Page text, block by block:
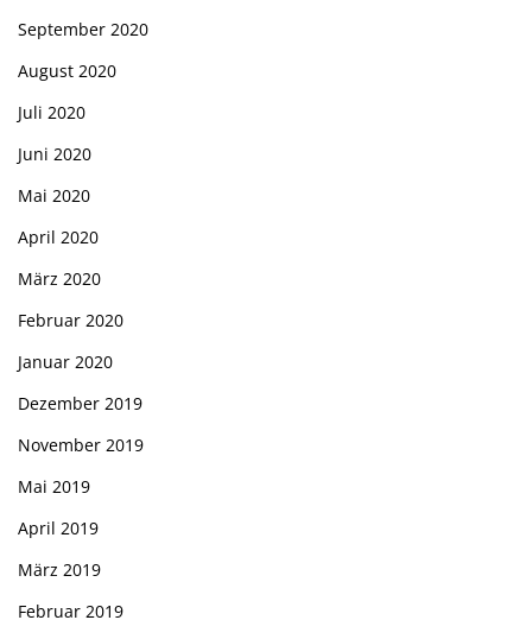
September 2020
August 2020
Juli 2020
Juni 2020
Mai 2020
April 2020
März 2020
Februar 2020
Januar 2020
Dezember 2019
November 2019
Mai 2019
April 2019
März 2019
Februar 2019